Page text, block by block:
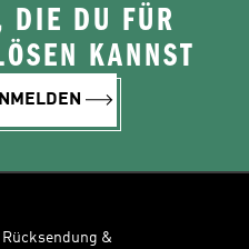
DIE DU FÜR
KANNST
Rücksendung &